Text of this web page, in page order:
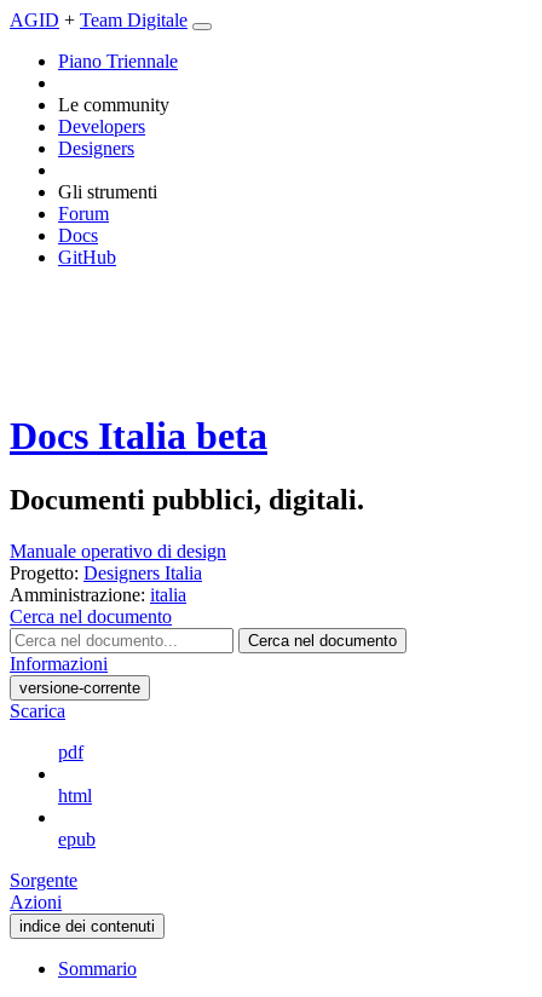
AGID + Team Digitale
Piano Triennale
Le community
Developers
Designers
Gli strumenti
Forum
Docs
GitHub
Docs Italia beta
Documenti pubblici, digitali.
Manuale operativo di design
Progetto: Designers Italia
Amministrazione: italia
Cerca nel documento
Cerca nel documento
Informazioni
versione-corrente
Scarica
pdf
html
epub
Sorgente
Azioni
indice dei contenuti
Sommario